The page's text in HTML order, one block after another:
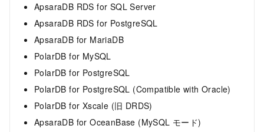
ApsaraDB RDS for SQL Server
ApsaraDB RDS for PostgreSQL
ApsaraDB for MariaDB
PolarDB for MySQL
PolarDB for PostgreSQL
PolarDB for PostgreSQL (Compatible with Oracle)
PolarDB for Xscale (旧 DRDS)
ApsaraDB for OceanBase (MySQL モード)